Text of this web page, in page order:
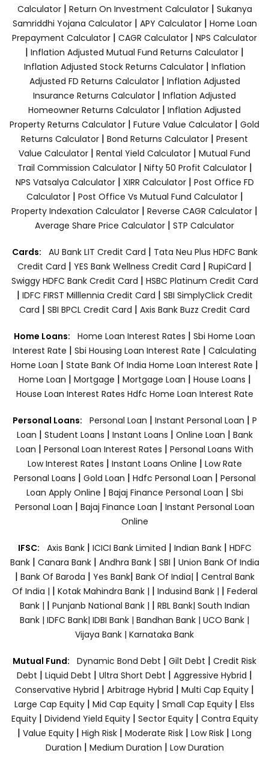
Calculator| Return On Investment Calculator| Sukanya
Samriddhi Yojana Calculator| APY Calculator| Home Loan
Prepayment Calculator | CAGR Calculator | NPS Calculator
| Inflation Adjusted Mutual Fund Returns Calculator |
Inflation Adjusted Stock Returns Calculator| Inflation
Adjusted FD Returns Calculator| Inflation Adjusted
Insurance Returns Calculator | Inflation Adjusted
Homeowner Returns Calculator | Inflation Adjusted
Property Returns Calculator | Future Value Calculator | Gold
Returns Calculator | Bond Returns Calculator | Present
Value Calculator | Rental Yield Calculator | Mutual Fund
Trail Commission Calculator| Nifty 50 Profit Calculator|
NPS Vatsalya Calculator| XIRR Calculator| Post Office FD
Calculator| Post Office Vs Mutual Fund Calculator|
Property Indexation Calculator | Reverse CAGR Calculator |
Average Share Price Calculator | STP Calculator
Cards: AU Bank LIT Credit Card | Tata Neu Plus HDFC Bank
Credit Card | YES Bank Wellness Credit Card | RupiCard |
Swiggy HDFC Bank Credit Card | HSBC Platinum Credit Card
| IDFC FIRST Milllennia Credit Card | SBI SimplyClick Credit
Card | SBI BPCL Credit Card | Axis Bank Buzz Credit Card
Home Loans: Home Loan Interest Rates | Sbi Home Loan
Interest Rate | Sbi Housing Loan Interest Rate | Calculating
Home Loan | State Bank Of India Home Loan Interest Rate |
Home Loan | Mortgage | Mortgage Loan | House Loans |
House Loan Interest Rates Hdfc Home Loan Interest Rate
Personal Loans: Personal Loan | Instant Personal Loan | P
Loan | Student Loans | Instant Loans | Online Loan | Bank
Loan | Personal Loan Interest Rates | Personal Loans With
Low Interest Rates | Instant Loans Online | Low Rate
Personal Loans | Gold Loan | Hdfc Personal Loan | Personal
Loan Apply Online | Bajaj Finance Personal Loan | Sbi
Personal Loan | Bajaj Finance Loan | Instant Personal Loan
Online
IFSC: Axis Bank | ICICI Bank Limited | Indian Bank | HDFC
Bank| Canara Bank | Andhra Bank| SBI | Union Bank Of India
| Bank Of Baroda | Yes Bank| Bank Of India| | Central Bank
Of India | | Kotak Mahindra Bank | | Indusind Bank | | Federal
Bank | | Punjanb National Bank | | RBL Bank| South Indian
Bank | IDFC Bank| IDBI Bank | Bandhan Bank | UCO Bank |
Vijaya Bank | Karnataka Bank
Mutual Fund: Dynamic Bond Debt | Gilt Debt | Credit Risk
Debt | Liquid Debt | Ultra Short Debt | Aggressive Hybrid |
Conservative Hybrid | Arbitrage Hybrid | Multi Cap Equity |
Large Cap Equity | Mid Cap Equity | Small Cap Equity | Elss
Equity| Dividend Yield Equity| Sector Equity | Contra Equity
| Value Equity | High Risk | Moderate Risk | Low Risk | Long
Duration | Medium Duration | Low Duration